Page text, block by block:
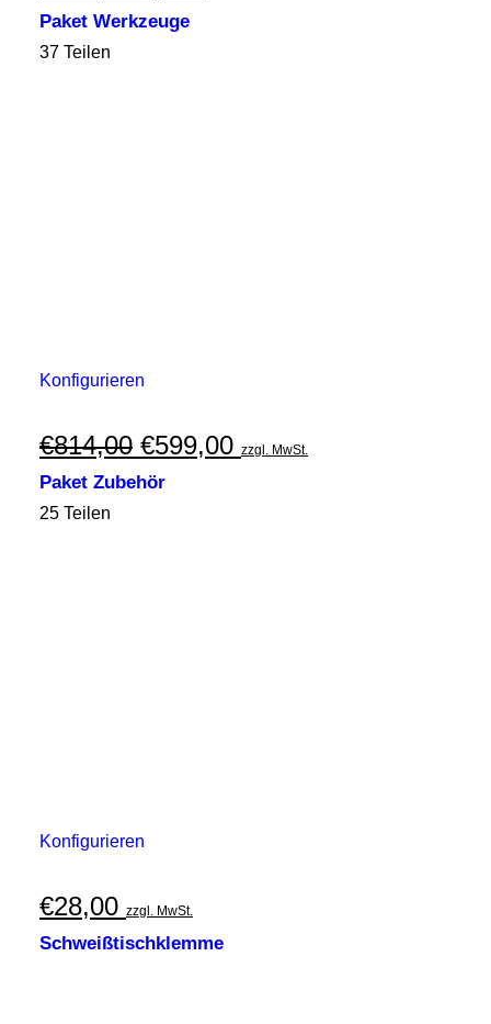
Paket Werkzeuge
37 Teilen
Konfigurieren
€814,00 Ursprünglicher
Preis
€599,00Aktueller
zzgl. MwSt.
Paket Zubehör
25 Teilen
Konfigurieren
€28,00 zzgl. MwSt.
Schweißtischklemme